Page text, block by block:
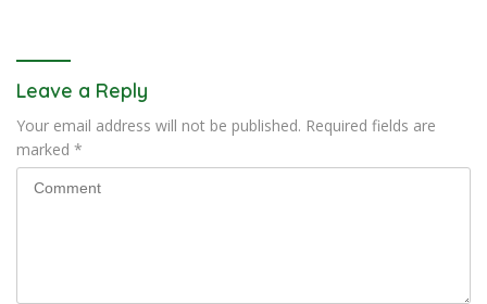
Leave a Reply
Your email address will not be published. Required fields are
marked *